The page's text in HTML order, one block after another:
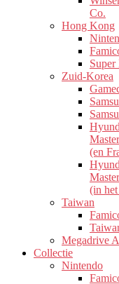
Co.
Hong Kong
Zuid-Korea
(en
(in
Taiwan
Megadrive
Collectie
Nintendo